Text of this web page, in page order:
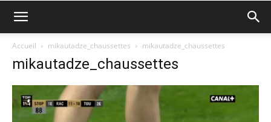
Accueil mikautadze_chaussettes mikautadze_chaussettes
mikautadze_chaussettes